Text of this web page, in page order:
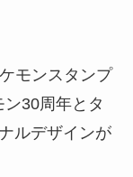
モンスタンプ
30周年とタ
ルデザインが